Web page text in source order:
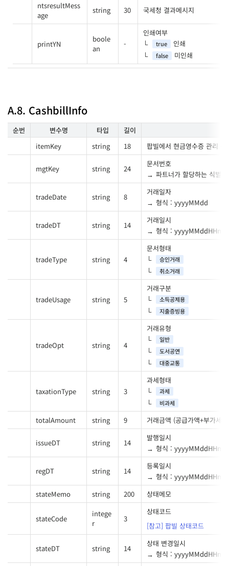
ntsresultMess
age
string 30 국세청 결과메시지
printYN
boole
an
-
인쇄여부
true 인쇄
false 미인쇄
A.8. CashbillInfo
순번 변수명 타입
길이
itemKey
string 18 팝빌에서 현금영수증 관리
mgtKey string 24
문서번호
파트너가 할당하는 식별번
tradeDate string 8
거래일자
형식 : yyyyMMdd
tradeDT string 14
거래일시
형식 :
tradeType string 4
문서형태
승인거래
취소거래
tradeUsage string 5
거래구분
소득공제용
지출증빙용
tradeOpt string 4
거래유형
일반
도서공연
대중교통
taxationType string 3
과세형태
과세
비과세
totalAmount string 9 거래금액 (공급가액+부가세+
issueDT string 14
발행일시
형식 :
regDT string 14
등록일시
형식 :
stateMemo
string 200 상태메모
stateCode
intege
r
3
상태코드
[참고] 팝빌 상태코드
stateDT string 14
상태 변경일시
형식 :